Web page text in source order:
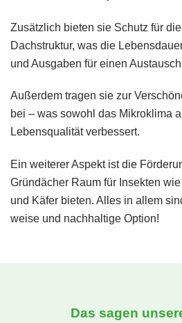
Zusätzlich bieten sie Schutz für
Dachstruktur, was die
und Ausgaben für einen
Außerdem tragen sie zur
bei – was sowohl das Mikroklima
Lebensqualität verbessert.
Ein weiterer Aspekt ist die
Gründächer Raum für Insekten
und Käfer bieten. Alles in allem
weise und nachhaltige Option!
Das sagen